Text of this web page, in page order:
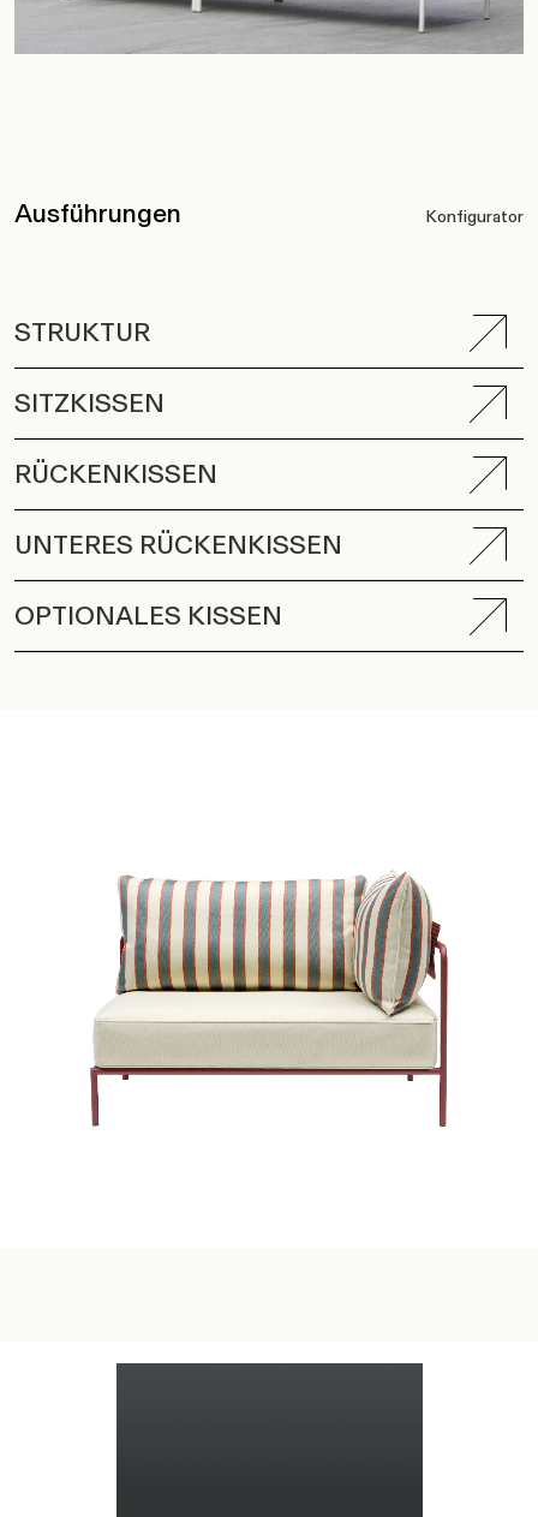
SITZKISSEN
RÜCKENKISSEN
UNTERES RÜCKENKISSEN
OPTIONALES KISSEN